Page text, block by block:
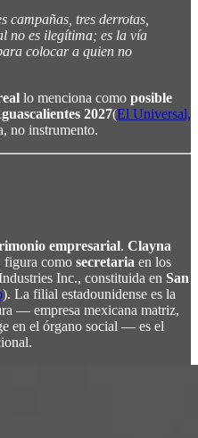
campañas, tres derrotas,
no es ilegítima; es la vía
colocar a quien no
lo menciona como posible
2027(El Universal,
no instrumento.
empresarial. Clayna
figura como secretaria en los
Inc., constituida en San
). La filial estadounidense es la
— empresa mexicana matriz,
en el órgano social — es el